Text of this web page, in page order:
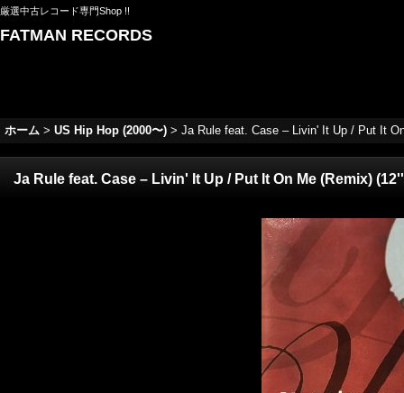
厳選中古レコード専門Shop !!
FATMAN RECORDS
ホーム > US Hip Hop (2000〜) > Ja Rule feat. Case – Livin' It Up / Put It
Ja Rule feat. Case – Livin' It Up / Put It On Me (Remix)